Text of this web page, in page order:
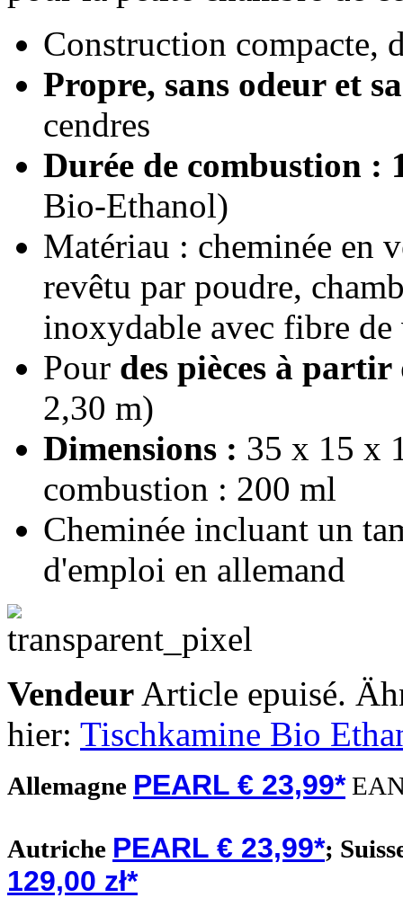
Construction compacte,
Propre, sans odeur et
cendres
Durée de combustion :
Bio-Ethanol)
Matériau : cheminée en
revêtu par poudre,
inoxydable avec fibre de
Pour des pièces à partir
2,30 m)
Dimensions : 35 x 15 x
combustion : 200 ml
Cheminée incluant un
d'emploi en allemand
Vendeur Article epuisé.
hier: Tischkamine Bio
Allemagne PEARL € 23,99*
Autriche PEARL € 23,99*;
129,00 zł*